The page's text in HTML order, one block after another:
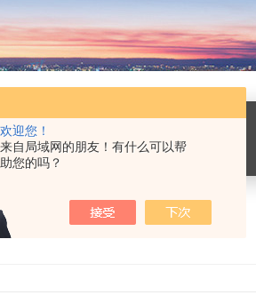
欢迎您！
来自局域网的朋友！有什么可以帮
助您的吗？
八轮平整度仪，商品混凝土搅拌站试验仪器，试模